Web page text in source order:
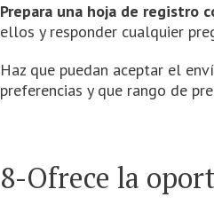
Prepara una hoja de registro
ellos y responder cualquier
Haz que puedan aceptar el
preferencias y que rango de
8-Ofrece la